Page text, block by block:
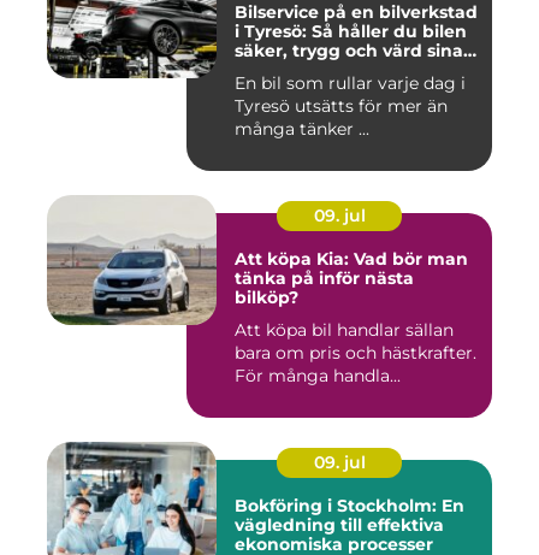
Bilservice på en bilverkstad
i Tyresö: Så håller du bilen
säker, trygg och värd sina
En bil som rullar varje dag i
Tyresö utsätts för mer än
många tänker ...
09. jul
Att köpa Kia: Vad bör man
tänka på inför nästa
bilköp?
Att köpa bil handlar sällan
bara om pris och hästkrafter.
För många handla...
09. jul
Bokföring i Stockholm: En
vägledning till effektiva
ekonomiska processer